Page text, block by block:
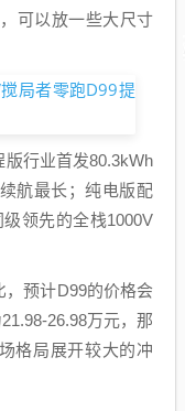
可以放一些大尺寸
行业首发80.3kWh
航最长；纯电版配
领先的全栈1000V
，预计D99的价格会
26.98万元，那
格局展开较大的冲